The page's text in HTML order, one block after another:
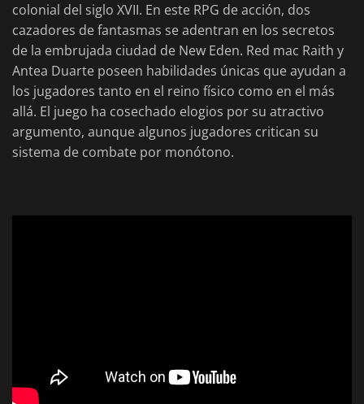
colonial del siglo XVII. En este RPG de acción, dos
cazadores de fantasmas se adentran en los secretos
de la embrujada ciudad de New Eden. Red mac Raith y
Antea Duarte poseen habilidades únicas que ayudan a
los jugadores tanto en el reino físico como en el más
allá. El juego ha cosechado elogios por su atractivo
argumento, aunque algunos jugadores critican su
sistema de combate por monótono.